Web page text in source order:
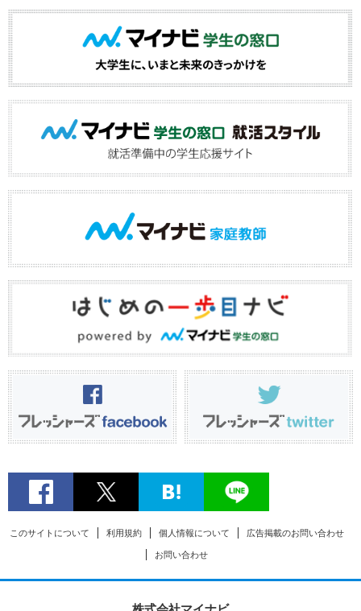
このサイトについて 利用規約 個人情報について 広告掲載のお問い合わせ
お問い合わせ